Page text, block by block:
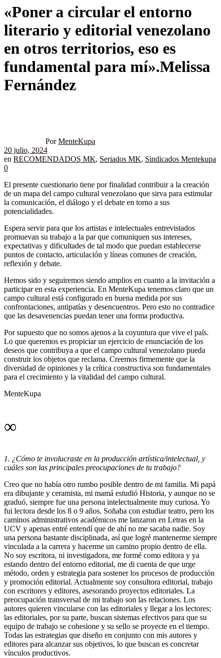
«Poner a circular el entorno
literario y editorial venezolano
en otros territorios, eso es
fundamental para mí».Melissa
Fernández
Por MenteKupa
20 julio, 2024
en RECOMENDADOS MK, Seriados MK, Sindicados Mentekupa
0
El presente cuestionario tiene por finalidad contribuir a la creación
de un mapa del campo cultural venezolano que sirva para estimular
la comunicación, el diálogo y el debate en torno a sus
potencialidades.
Espera servir para que los artistas e intelectuales entrevistados
promuevan su trabajo a la par que comuniquen sus intereses,
expectativas y dificultades de tal modo que puedan establecerse
puntos de contacto, articulación y líneas comunes de creación,
reflexión y debate.
Hemos sido y seguiremos siendo amplios en cuanto a la invitación a
participar en esta experiencia. En MenteKupa tenemos claro que un
campo cultural está configurado en buena medida por sus
confrontaciones, antipatías y desencuentros. Pero esto no contradice
que las desavenencias puedan tener una forma productiva.
Por supuesto que no somos ajenos a la coyuntura que vive el país.
Lo que queremos es propiciar un ejercicio de enunciación de los
deseos que contribuya a que el campo cultural venezolano pueda
construir los objetos que reclama. Creemos firmemente que la
diversidad de opiniones y la crítica constructiva son fundamentales
para el crecimiento y la vitalidad del campo cultural.
MenteKupa
∞
1. ¿Cómo te involucraste en la producción artística/intelectual, y
cuáles son las principales preocupaciones de tu trabajo?
Creo que no había otro rumbo posible dentro de mi familia. Mi papá
era dibujante y ceramista, mi mamá estudió Historia, y aunque no se
graduó, siempre fue una persona intelectualmente muy curiosa. Yo
fui lectora desde los 8 o 9 años. Soñaba con estudiar teatro, pero los
caminos administrativos académicos me lanzaron en Letras en la
UCV y apenas entré entendí que de ahí no me sacaba nadie. Soy
una persona bastante disciplinada, así que logré mantenerme siempre
vinculada a la carrera y hacerme un camino propio dentro de ella.
No soy escritora, ni investigadora, me formé como editora y ya
estando dentro del entorno editorial, me di cuenta de que urge
método, orden y estrategia para sostener los procesos de producción
y promoción editorial. Actualmente soy consultora editorial, trabajo
con escritores y editores, asesorando proyectos editoriales. La
preocupación transversal de mi trabajo son las relaciones. Los
autores quieren vincularse con las editoriales y llegar a los lectores;
las editoriales, por su parte, buscan sistemas efectivos para que su
equipo de trabajo se cohesione y su sello se proyecte en el tiempo.
Todas las estrategias que diseño en conjunto con mis autores y
editores para alcanzar sus objetivos, lo que buscan es concretar
vínculos productivos.